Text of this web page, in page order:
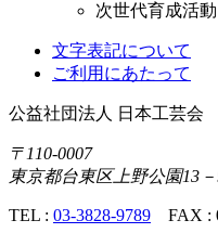
次世代育成活動
文字表記について
ご利用にあたって
公益社団法人 日本工芸会
〒110-0007
東京都台東区上野公園13
TEL : 03-3828-9789 FAX :